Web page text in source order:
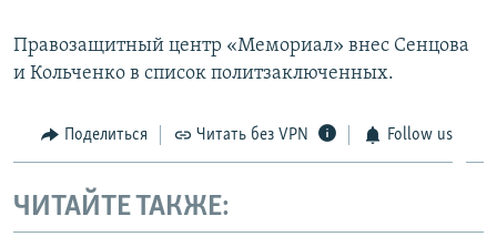
Правозащитный центр «Мемориал» внес Сенцова
и Кольченко в список политзаключенных.
Поделиться Читать без VPN Follow us
ЧИТАЙТЕ ТАКЖЕ: